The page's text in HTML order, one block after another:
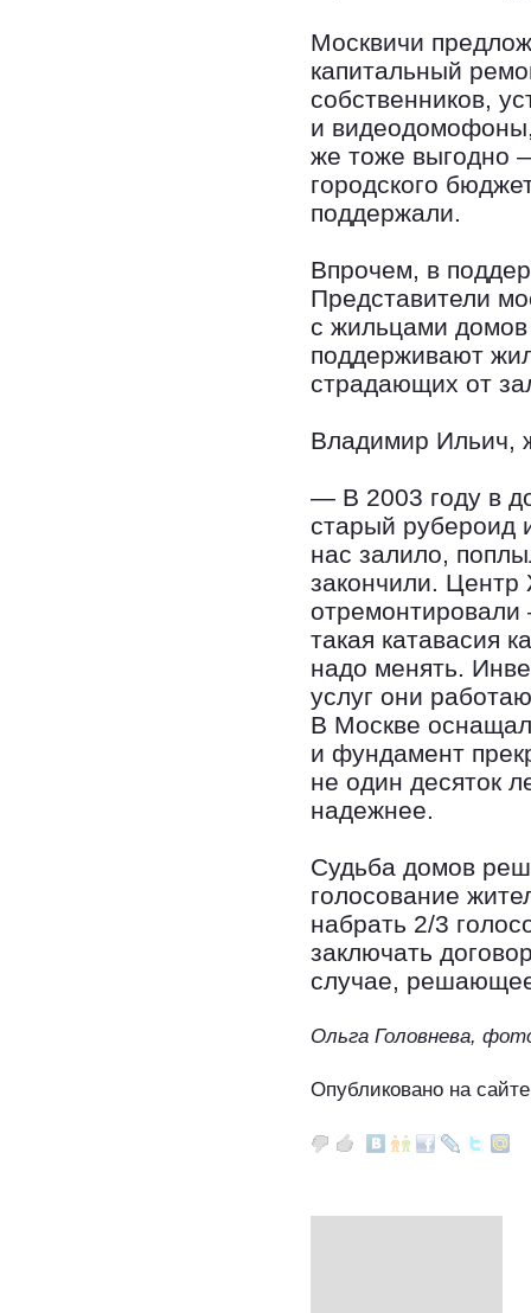
Москвичи
капитальный
собственников,
и
же тоже выгодно
городского
поддержали.
Впрочем, в
Представители
с жильцами
поддерживают
страдающих от
Владимир Ильич,
— В 2003 году в
старый рубероид
нас залило,
закончили.
такая катавасия
надо менять.
услуг они
В Москве
и фундамент
не один десяток
надежнее.
Судьба домов
голосование
набрать 2/3
заключать
случае,
Ольга Головнева,
Опубликовано на